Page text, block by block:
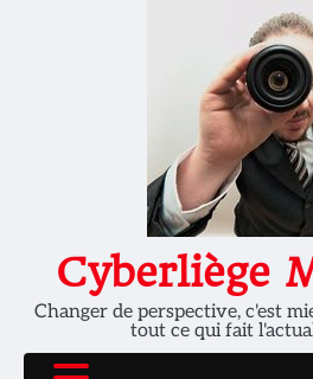
Cyberliège
Changer de perspective, c'est
tout ce qui fait